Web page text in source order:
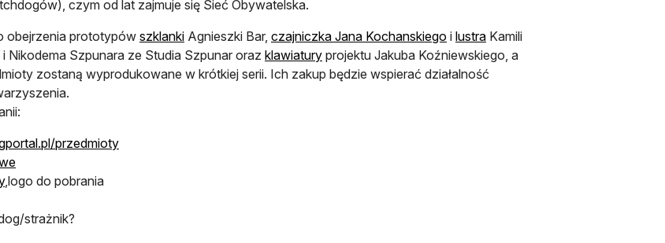
czym od lat zajmuje się Sieć Obywatelska.
obejrzenia prototypów szklanki Agnieszki Bar, czajniczka Jana Kochanskiego i lustra Kamili
Nikodema Szpunara ze Studia Szpunar oraz klawiatury projektu Jakuba Koźniewskiego, a
zostaną wyprodukowane w krótkiej serii. Ich zakup będzie wspierać działalność
przedmioty
,logo do pobrania
strażnik?